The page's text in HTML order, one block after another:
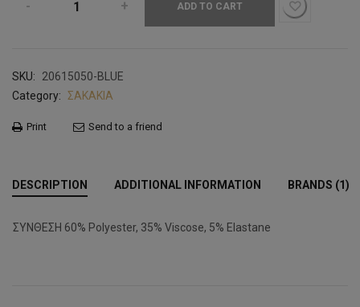
ADD TO CART
SKU:
20615050-BLUE
Category: ΣΑΚΑΚΙΑ
Print Send to a friend
DESCRIPTION ADDITIONAL INFORMATION BRANDS (1)
ΣΥΝΘΕΣΗ 60% Polyester, 35% Viscose, 5% Elastane